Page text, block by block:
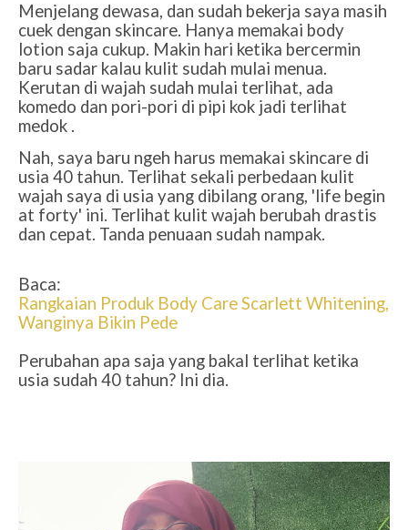
Menjelang dewasa, dan sudah bekerja saya masih
cuek dengan skincare. Hanya memakai body
lotion saja cukup. Makin hari ketika bercermin
baru sadar kalau kulit sudah mulai menua.
Kerutan di wajah sudah mulai terlihat, ada
komedo dan pori-pori di pipi kok jadi terlihat
medok .
Nah, saya baru ngeh harus memakai skincare di
usia 40 tahun. Terlihat sekali perbedaan kulit
wajah saya di usia yang dibilang orang, 'life begin
at forty' ini. Terlihat kulit wajah berubah drastis
dan cepat. Tanda penuaan sudah nampak.
Baca:
Rangkaian Produk Body Care Scarlett Whitening,
Wanginya Bikin Pede
Perubahan apa saja yang bakal terlihat ketika
usia sudah 40 tahun? Ini dia.